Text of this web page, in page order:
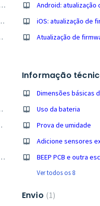
Como instalar sua base BEEP v3.3 - (2 para telefone Android) calibração de peso, configurações de temperatura e microfone e conexão LoRa
configurações de temperatura e microfone e conexão LoRa
sua base BEEP
Android: atualização
iOS: atualização de
aplicativo BEEP
(iOS / Android)
emite um bipe automaticamente
Informação
Dimensões básicas
Uso da bateria
Prova de umidade
Adicione sensores
BEEP PCB e outra
Ver todos os 8
Envio 1